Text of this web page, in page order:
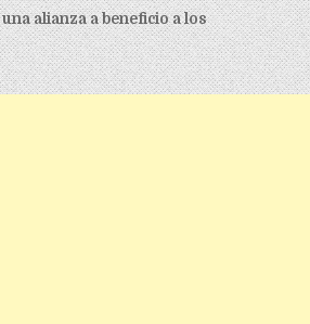
alianza a beneficio a los